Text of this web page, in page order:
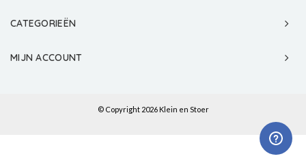
CATEGORIEËN
MIJN ACCOUNT
© Copyright 2026 Klein en Stoer